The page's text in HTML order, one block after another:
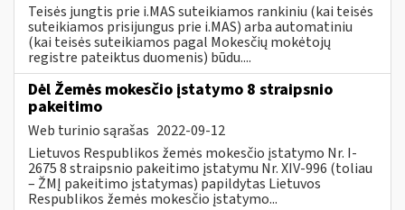
Teisės jungtis prie i.MAS suteikiamos rankiniu (kai teisės
suteikiamos prisijungus prie i.MAS) arba automatiniu
(kai teisės suteikiamos pagal Mokesčių mokėtojų
registre pateiktus duomenis) būdu....
Dėl Žemės mokesčio įstatymo 8 straipsnio
pakeitimo
Web turinio sąrašas 2022-09-12
Lietuvos Respublikos žemės mokesčio įstatymo Nr. I-
2675 8 straipsnio pakeitimo įstatymu Nr. XIV-996 (toliau
– ŽMĮ pakeitimo įstatymas) papildytas Lietuvos
Respublikos žemės mokesčio įstatymo...